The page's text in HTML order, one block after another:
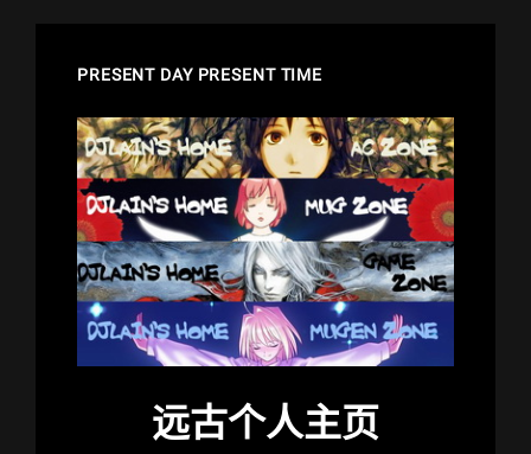
PRESENT DAY PRESENT TIME
远古个人主页